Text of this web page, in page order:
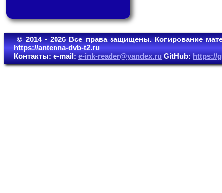
© 2014 - 2026 Все права защищены. Копирование
https://antenna-dvb-t2.ru
Контакты: e-mail:e-ink-reader@yandex.ruGitHub:https://